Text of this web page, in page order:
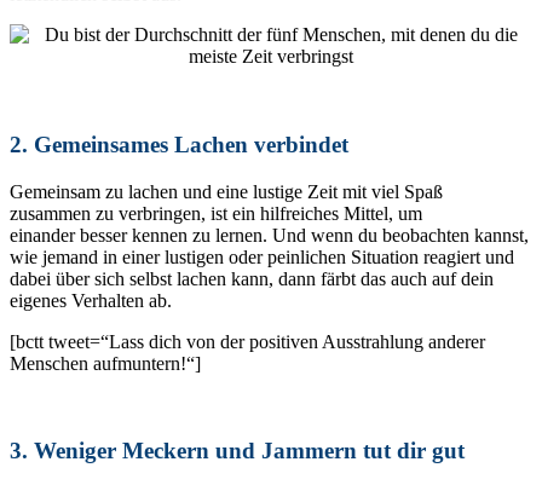
2. Gemeinsames Lachen verbindet
Gemeinsam zu lachen und eine lustige Zeit mit viel Spaß
zusammen zu verbringen, ist ein hilfreiches Mittel, um
einander besser kennen zu lernen. Und wenn du beobachten kannst,
wie jemand in einer lustigen oder peinlichen Situation reagiert und
dabei über sich selbst lachen kann, dann färbt das auch auf dein
eigenes Verhalten ab.
[bctt tweet=“Lass dich von der positiven Ausstrahlung anderer
Menschen aufmuntern!“]
3. Weniger Meckern und Jammern tut dir gut